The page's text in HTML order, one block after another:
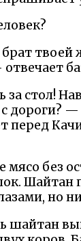
твоей
за стол!
с дороги?
перед
мясо без
Шайтан
но
шайтан